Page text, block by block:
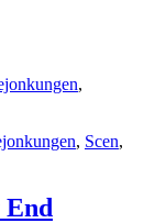
,
, Scen,